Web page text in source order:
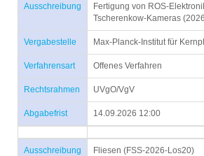
Ausschreibung
Fertigung von ROS-
Tscherenkow-Kameras
Vergabestelle Max-Planck-Institut für
Verfahrensart Offenes Verfahren
Rechtsrahmen UVgO/VgV
Abgabefrist 14.09.2026 12:00
Ausschreibung Fliesen (FSS-2026-Los20)